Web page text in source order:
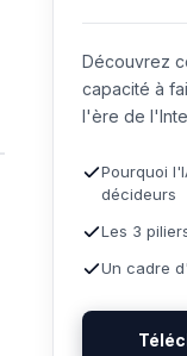
Découvrez
capacité à
l'ère de
Pourquoi
décideurs
Les 3
Un cadre